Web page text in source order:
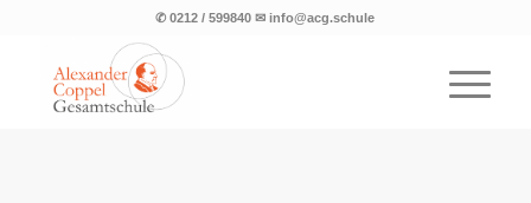
✆ 0212 / 599840 ✉ info@acg.schule